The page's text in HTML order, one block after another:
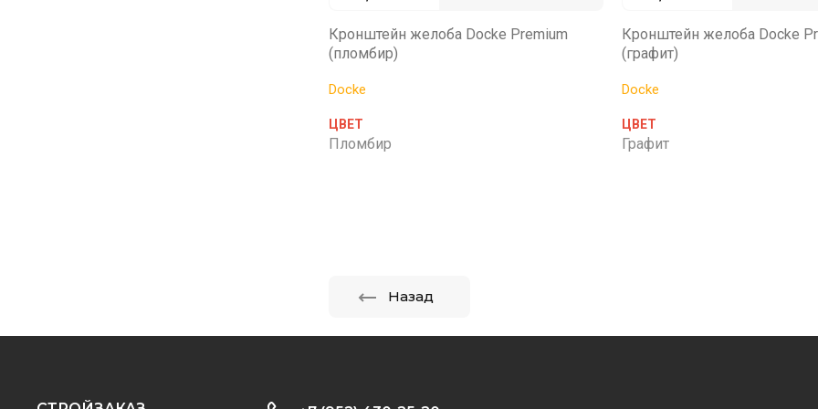
Кронштейн желоба Docke Premium
(пломбир)
Docke
ЦВЕТ
Пломбир
Кронштейн желоба Docke
(графит)
Docke
ЦВЕТ
Графит
Назад